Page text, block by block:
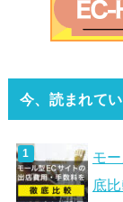
今、読まれて
モ
底